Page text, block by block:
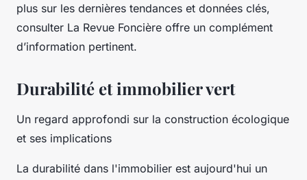
plus sur les dernières tendances et données clés,
consulter La Revue Foncière offre un complément
d’information pertinent.
Durabilité et immobilier vert
Un regard approfondi sur la construction écologique
et ses implications
La durabilité dans l'immobilier est aujourd'hui un